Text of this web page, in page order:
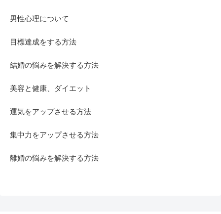
男性心理について
目標達成をする方法
結婚の悩みを解決する方法
美容と健康、ダイエット
運気をアップさせる方法
集中力をアップさせる方法
離婚の悩みを解決する方法